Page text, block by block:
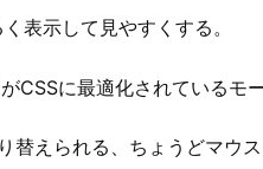
表示して見やすくする。
CSSに最適化されているモー
替えられる、ちょうどマウ